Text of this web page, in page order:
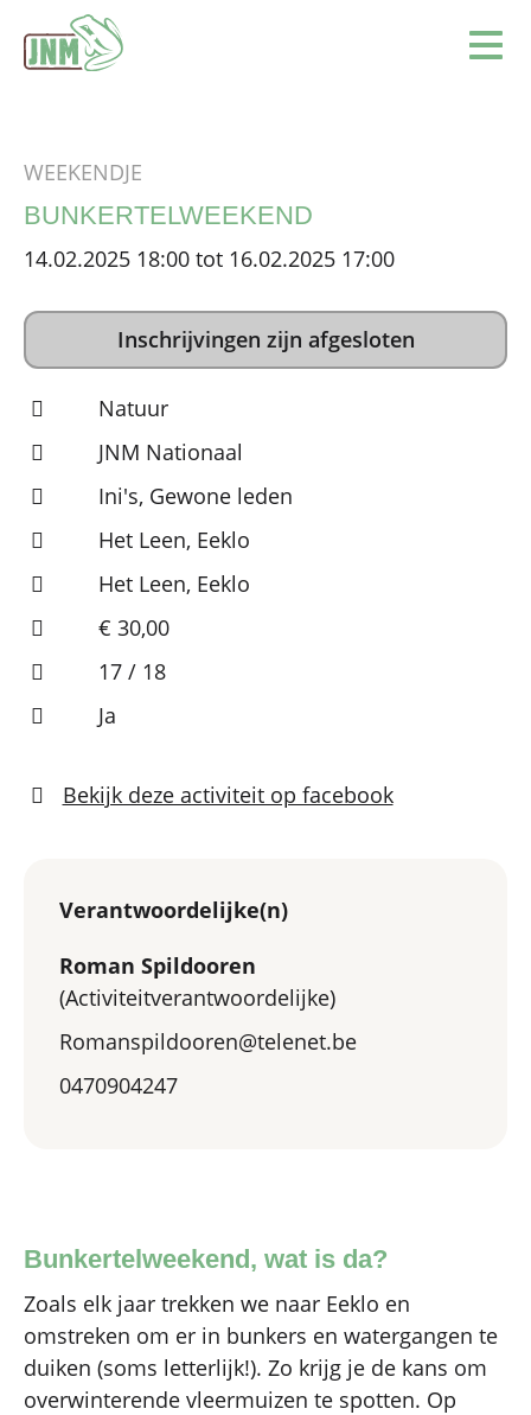
WEEKENDJE
BUNKERTELWEEKEND
14.02.2025 18:00 tot 16.02.2025 17:00
Inschrijvingen zijn afgesloten
Natuur
JNM Nationaal
Ini's, Gewone leden
Het Leen, Eeklo
Het Leen, Eeklo
€ 30,00
17 / 18
Ja
Bekijk deze activiteit op facebook
Verantwoordelijke(n)
Roman Spildooren
(Activiteitverantwoordelijke)
Romanspildooren@telenet.be
0470904247
Bunkertelweekend, wat is da?
Zoals elk jaar trekken we naar Eeklo en
omstreken om er in bunkers en watergangen te
duiken (soms letterlijk!). Zo krijg je de kans om
overwinterende vleermuizen te spotten. Op